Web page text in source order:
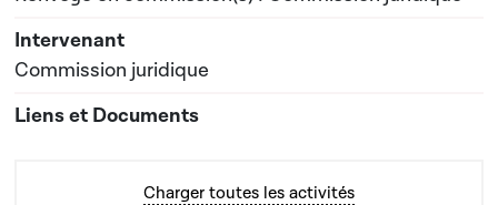
Commission juridique
Charger toutes les activités